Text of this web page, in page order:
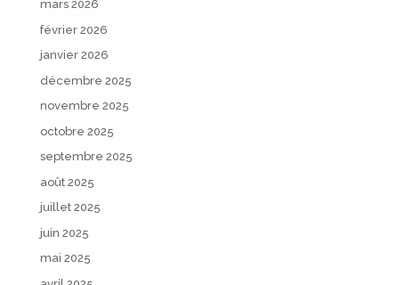
mars 2026
février 2026
janvier 2026
décembre 2025
novembre 2025
octobre 2025
septembre 2025
août 2025
juillet 2025
juin 2025
mai 2025